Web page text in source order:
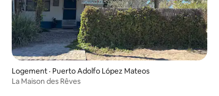
Logement · Puerto Adolfo López Mateos
La Maison des Rêves